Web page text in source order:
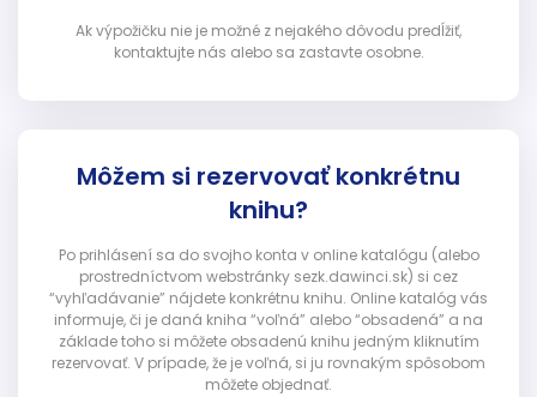
Ak výpožičku nie je možné z nejakého dôvodu predĺžiť,
kontaktujte nás alebo sa zastavte osobne.
Môžem si rezervovať konkrétnu
knihu?
Po prihlásení sa do svojho konta v online katalógu (alebo
prostredníctvom webstránky sezk.dawinci.sk) si cez
“vyhľadávanie” nájdete konkrétnu knihu. Online katalóg vás
informuje, či je daná kniha “voľná” alebo “obsadená” a na
základe toho si môžete obsadenú knihu jedným kliknutím
rezervovať. V prípade, že je voľná, si ju rovnakým spôsobom
môžete objednať.